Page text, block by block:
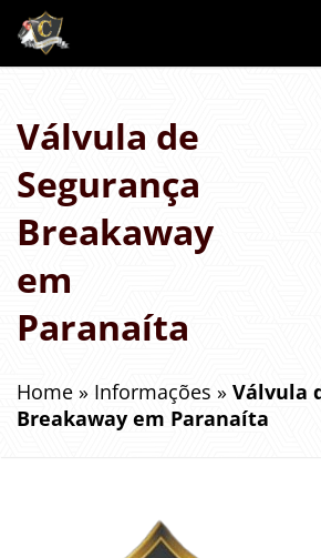
Válvula de
Segurança
Breakaway
em
Paranaíta
Home » Informações » Válvula
Breakaway em Paranaíta